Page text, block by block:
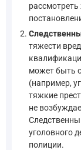
рассмотреть
тяжести
может быть
(например,
тяжкие
не
уголовного
полиции.